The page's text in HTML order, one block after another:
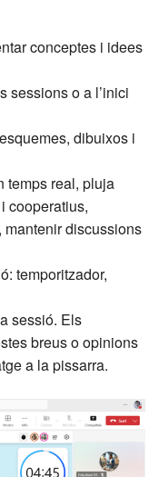
conceptes i idees
sessions o a l’inici
dibuixos i
temps real, pluja
cooperatius,
discussions
temporitzador,
sessió. Els
breus o opinions
a la pissarra.